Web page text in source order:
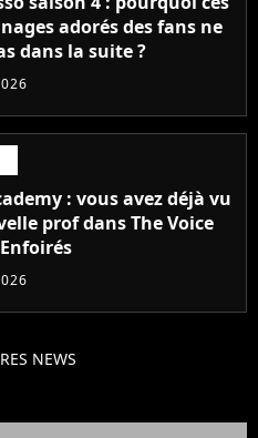
adorés des fans ne
dans la suite ?
: vous avez déjà vu
prof dans The Voice
NEWS